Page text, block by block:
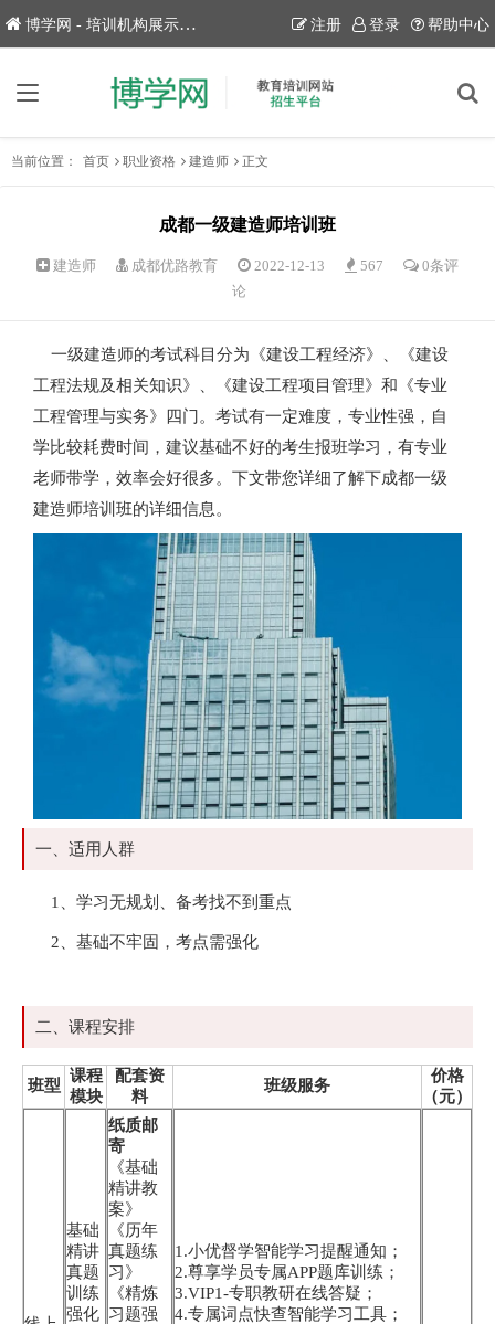
博学网 - 培训机构展示平台！ 注册 登录 帮助中心
当前位置： 首页 职业资格 建造师 正文
成都一级建造师培训班
建造师 成都优路教育 2022-12-13 567
0条评
论
一级建造师的考试科目分为《建设工程经济》、《建设
工程法规及相关知识》、《建设工程项目管理》和《专业
工程管理与实务》四门。考试有一定难度，专业性强，自
学比较耗费时间，建议基础不好的考生报班学习，有专业
老师带学，效率会好很多。下文带您详细了解下成都一级
建造师培训班的详细信息。
一、适用人群
1、学习无规划、备考找不到重点
2、基础不牢固，考点需强化
二、课程安排
班型
课程
模块
配套资
料
班级服务
价格
（元）
基础
精讲
真题
训练
强化
纸质邮
寄
《基础
精讲教
案》
《历年
真题练
习》
《精炼
习题强
1.小优督学智能学习提醒通知；
2.尊享学员专属APP题库训练；
3.VIP1-专职教研在线答疑；
4.专属词点快查智能学习工具；